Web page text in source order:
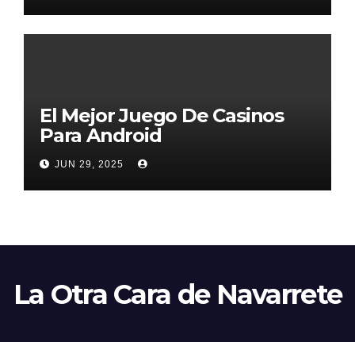
El Mejor Juego De Casinos
Para Android
JUN 29, 2025
La Otra Cara de Navarrete